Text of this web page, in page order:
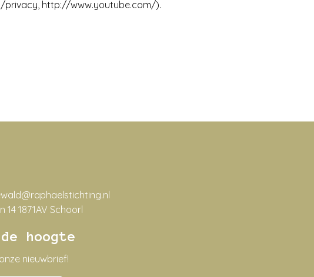
http://www.youtube.com/).
14 1871AV Schoorl
hoogte
nieuwbrief!